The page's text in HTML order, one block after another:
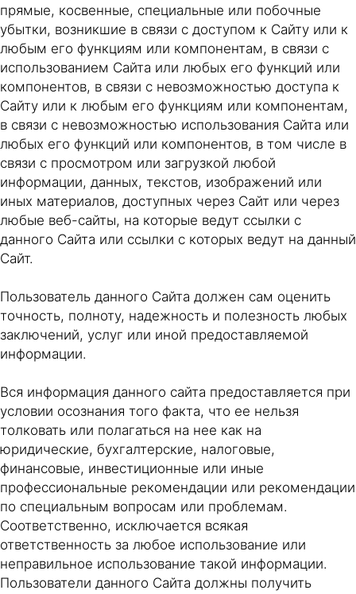
прямые, косвенные, специальные или побочные
убытки, возникшие в связи с доступом к Сайту или к
любым его функциям или компонентам, в связи с
использованием Сайта или любых его функций или
компонентов, в связи с невозможностью доступа к
Сайту или к любым его функциям или компонентам,
в связи с невозможностью использования Сайта или
любых его функций или компонентов, в том числе в
связи с просмотром или загрузкой любой
информации, данных, текстов, изображений или
иных материалов, доступных через Сайт или через
любые веб-сайты, на которые ведут ссылки с
данного Сайта или ссылки с которых ведут на данный
Сайт.
Пользователь данного Сайта должен сам оценить
точность, полноту, надежность и полезность любых
заключений, услуг или иной предоставляемой
информации.
Вся информация данного сайта предоставляется при
условии осознания того факта, что ее нельзя
толковать или полагаться на нее как на
юридические, бухгалтерские, налоговые,
финансовые, инвестиционные или иные
профессиональные рекомендации или рекомендации
по специальным вопросам или проблемам.
Соответственно, исключается всякая
ответственность за любое использование или
неправильное использование такой информации.
Пользователи данного Сайта должны получить